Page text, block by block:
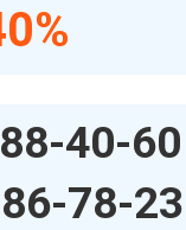
40-60
78-23